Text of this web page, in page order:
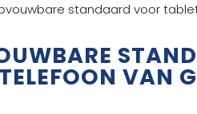
standaard voor
VAN